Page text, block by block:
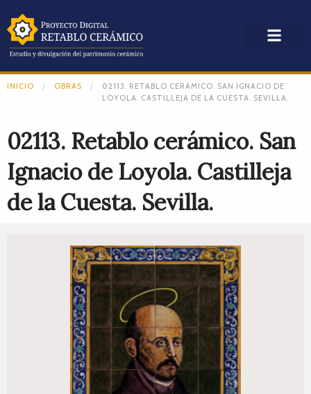
INICIO OBRAS
02113. RETABLO CERÁMICO. SAN IGNACIO DE
LOYOLA. CASTILLEJA DE LA CUESTA. SEVILLA.
02113. Retablo cerámico. San
Ignacio de Loyola. Castilleja
de la Cuesta. Sevilla.